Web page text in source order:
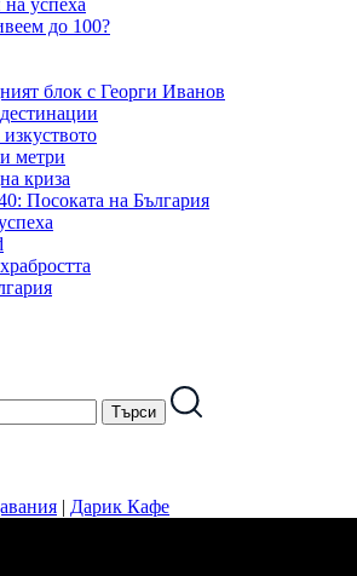
успеха
до 100?
блок с Георги Иванов
метри
криза
Посоката на България
| Дарик Кафе